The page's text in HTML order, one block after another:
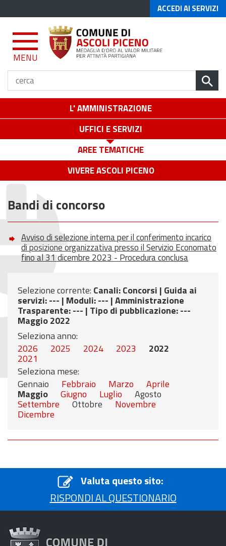
ACCEDI AI SERVIZI
MENU
L' AMMINISTRAZIONE
UFFICI E SERVIZI
AREE TEMATICHE
VIVERE ASCOLI PICENO
Bandi di concorso
Avviso di selezione interna per il conferimento incarico
di posizione organizzativa presso il Servizio Economato
fino al 31 dicembre 2023 - Procedura conclusa
Selezione corrente: Canali: Concorsi | Guida ai
servizi: --- | Moduli: --- |Amministrazione
Trasparente: --- | Tipo di pubblicazione: ---
Maggio 2022
Seleziona anno:
2026
2025 2024 2023 2022
2021
Seleziona mese:
Gennaio
Febbraio Marzo Aprile
Maggio Giugno Luglio Agosto
Settembre Ottobre Novembre
Dicembre
Valuta questo sito:
RISPONDI AL QUESTIONARIO